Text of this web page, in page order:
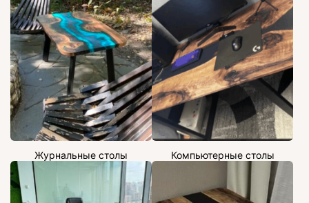
Журнальные столы Компьютерные столы